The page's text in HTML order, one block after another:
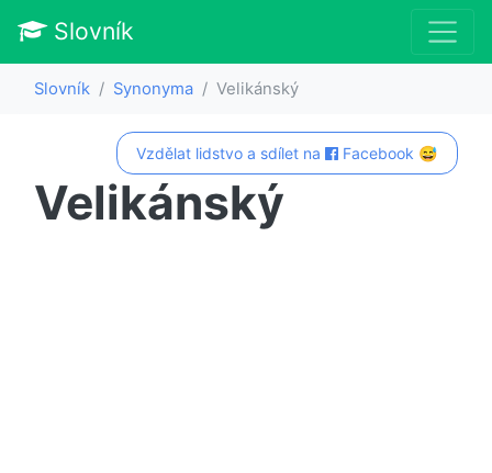
Slovník
Slovník Synonyma Velikánský
Vzdělat lidstvo a sdílet na Facebook 😅
Velikánský